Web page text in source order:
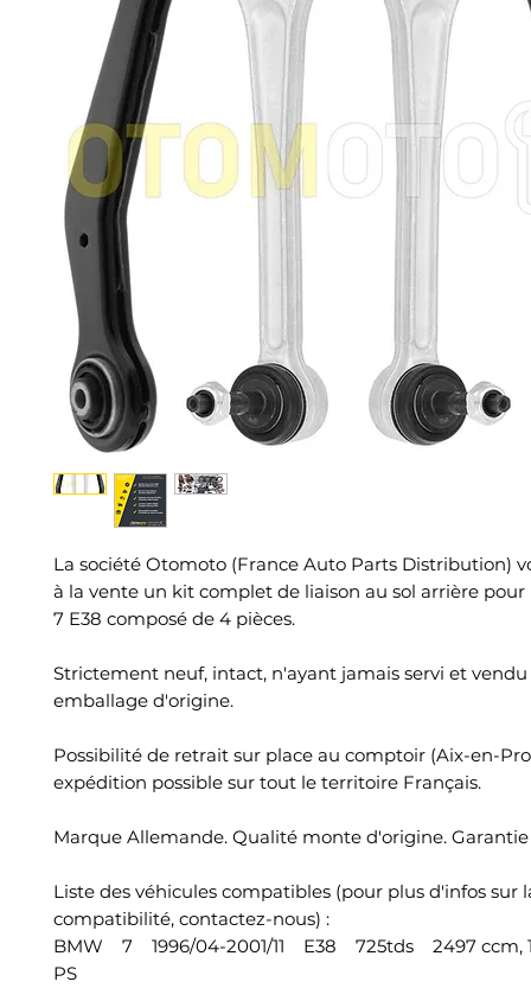
La société Otomoto (France Auto Parts Distribution)
à la vente un kit complet de liaison au sol arrière pour
7 E38 composé de 4 pièces.
Strictement neuf, intact, n'ayant jamais servi et vendu
emballage d'origine.
Possibilité de retrait sur place au comptoir (Aix-en-
expédition possible sur tout le territoire Français.
Marque Allemande. Qualité monte d'origine. Garantie
Liste des véhicules compatibles (pour plus d'infos sur
compatibilité, contactez-nous) :
BMW 7 1996/04-2001/11 E38 725tds 2497 ccm,
PS